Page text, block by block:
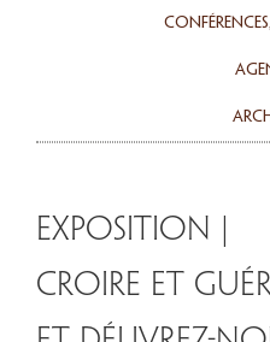
Exposition |
Croire et